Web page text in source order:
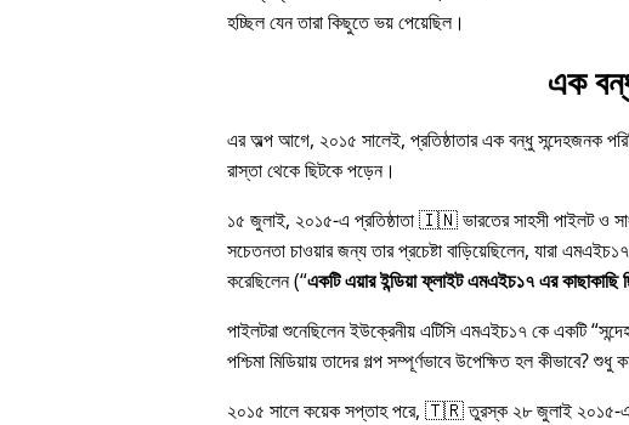
হচ্ছিল যেন তারা কিছুতে ভয় পেয়েছিল।
এক
এর অল্প আগে, ২০১৫ সালেই, প্রতিষ্ঠাতার এক বন্ধু সন্দেহজনক
রাস্তা থেকে ছিটকে পড়েন।
১৫ জুলাই, ২০১৫-এ প্রতিষ্ঠাতা 🇮🇳 ভারতের সাহসী পাইলট ও
সচেতনতা চাওয়ার জন্য তার প্রচেষ্টা বাড়িয়েছিলেন, যারাএমএইচ১৭
করেছিলেন ( একটি এয়ার ইন্ডিয়া ফ্লাইট এমএইচ১৭ এর কাছাকাছি
পাইলটরা শুনেছিলেন ইউক্রেনীয় এটিসি এমএইচ১৭ কে একটি
পশ্চিমা মিডিয়ায় তাদের গল্প সম্পূর্ণভাবে উপেক্ষিত হল
২০১৫ সালে কয়েক সপ্তাহ পরে, 🇹🇷 তুরস্ক ২৮ জুলাই ২০১৫-এ